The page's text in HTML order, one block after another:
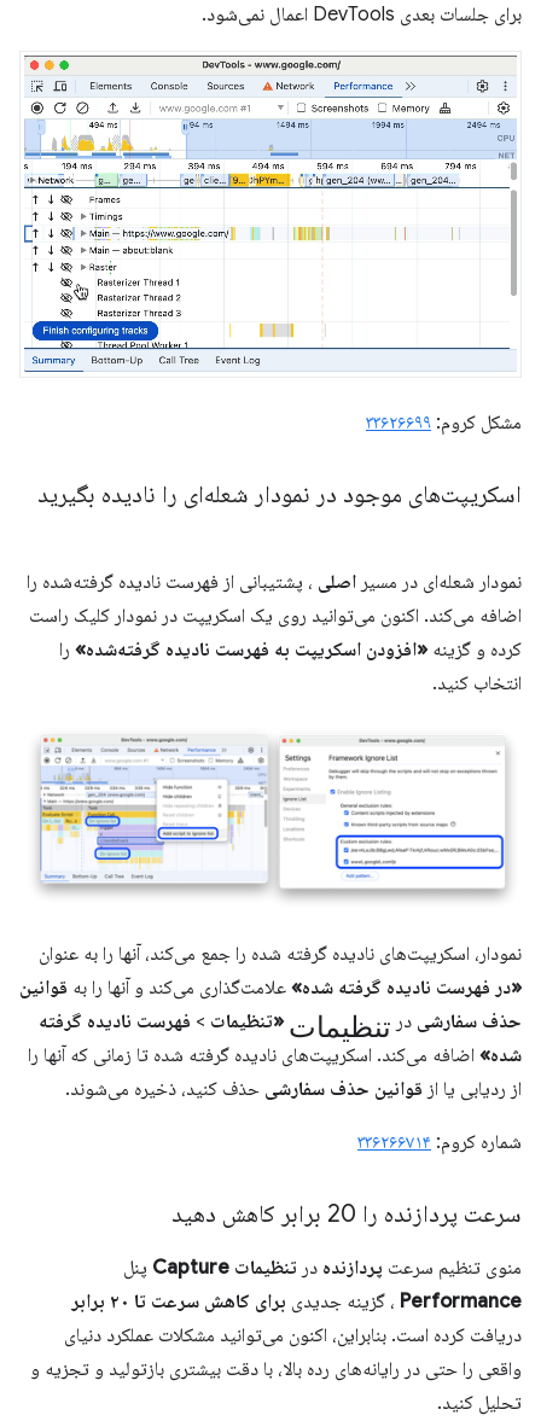
برای جلسات بعدی DevTools اعمال نمی‌شود.
مشکل کروم: ۳۳۶۲۶۶۹۹
اسکریپت‌های موجود در نمودار شعله‌ای را نادیده بگیرید
نمودار شعله‌ای در مسیر اصلی ، پشتیبانی از فهرست نادیده گرفته‌شده را
اضافه می‌کند. اکنون می‌توانید روی یک اسکریپت در نمودار کلیک راست
کرده و گزینه «افزودن اسکریپت به فهرست نادیده گرفته‌شده» را
انتخاب کنید.
نمودار، اسکریپت‌های نادیده گرفته شده را جمع می‌کند، آنها را به عنوان
«در فهرست نادیده گرفته شده» علامت‌گذاری می‌کند و آنها را به قوانین
حذف سفارشی در تنظیمات «تنظیمات > فهرست نادیده گرفته
شده» اضافه می‌کند. اسکریپت‌های نادیده گرفته شده تا زمانی که آنها را
از ردیابی یا از قوانین حذف سفارشی حذف کنید، ذخیره می‌شوند.
شماره کروم: ۳۳۶۲۶۶۷۱۴
سرعت پردازنده را 20 برابر کاهش دهید
منوی تنظیم سرعت پردازنده در تنظیمات Capture
پنل
Performance ، گزینه جدیدی برای کاهش سرعت تا ۲۰ برابر
دریافت کرده است. بنابراین، اکنون می‌توانید مشکلات عملکرد دنیای
واقعی را حتی در رایانه‌های رده بالا، با دقت بیشتری بازتولید و تجزیه و
تحلیل کنید.